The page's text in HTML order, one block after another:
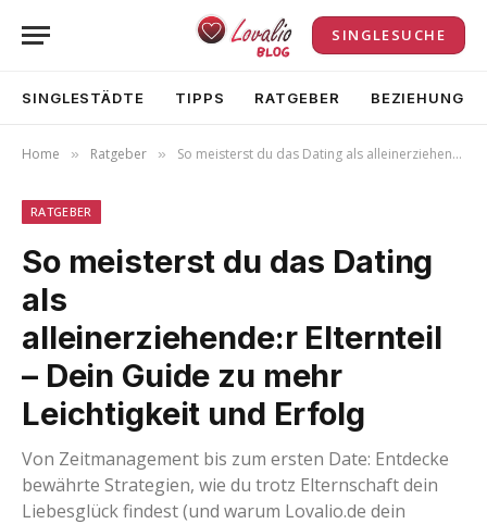
SINGLESUCHE
SINGLESTÄDTE TIPPS RATGEBER BEZIEHUNG
Home » Ratgeber » So meisterst du das Dating als alleinerziehende:r Elternteil – Dein Guide zu mehr Leichtigkeit und Erfolg
RATGEBER
So meisterst du das Dating
als
alleinerziehende:r Elternteil
– Dein Guide zu mehr
Leichtigkeit und Erfolg
Von Zeitmanagement bis zum ersten Date: Entdecke
bewährte Strategien, wie du trotz Elternschaft dein
Liebesglück findest (und warum Lovalio.de dein